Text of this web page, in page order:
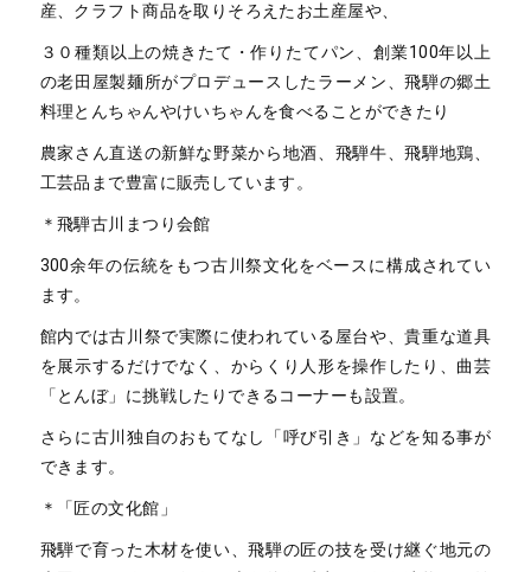
産、クラフト商品を取りそろえたお土産屋や、
３０種類以上の焼きたて・作りたてパン、創業100年以上
の老田屋製麺所がプロデュースしたラーメン、飛騨の郷土
料理とんちゃんやけいちゃんを食べることができたり
農家さん直送の新鮮な野菜から地酒、飛騨牛、飛騨地鶏、
工芸品まで豊富に販売しています。
＊飛騨古川まつり会館
300余年の伝統をもつ古川祭文化をベースに構成されてい
ます。
館内では古川祭で実際に使われている屋台や、貴重な道具
を展示するだけでなく、からくり人形を操作したり、曲芸
「とんぼ」に挑戦したりできるコーナーも設置。
さらに古川独自のおもてなし「呼び引き」などを知る事が
できます。
＊「匠の文化館」
飛騨で育った木材を使い、飛騨の匠の技を受け継ぐ地元の